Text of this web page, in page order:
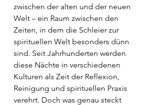
zwischen der alten und der neuen
Welt – ein Raum zwischen den
Zeiten, in dem die Schleier zur
spirituellen Welt besonders dünn
sind. Seit Jahrhunderten werden
diese Nächte in verschiedenen
Kulturen als Zeit der Reflexion,
Reinigung und spirituellen Praxis
verehrt. Doch was genau steckt